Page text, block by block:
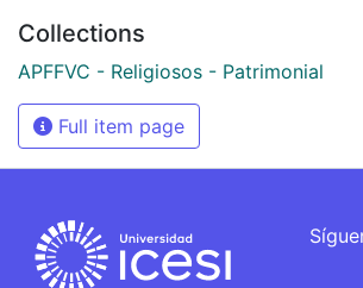
Collections
APFFVC - Religiosos - Patrimonial
Full item page